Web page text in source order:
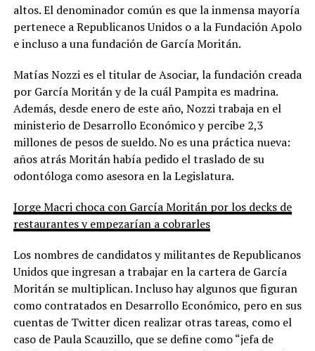
altos. El denominador común es que la inmensa mayoría
pertenece a Republicanos Unidos o a la Fundación Apolo
e incluso a una fundación de García Moritán.
Matías Nozzi es el titular de Asociar, la fundación creada
por García Moritán y de la cuál Pampita es madrina.
Además, desde enero de este año, Nozzi trabaja en el
ministerio de Desarrollo Económico y percibe 2,3
millones de pesos de sueldo. No es una práctica nueva:
años atrás Moritán había pedido el traslado de su
odontóloga como asesora en la Legislatura.
Jorge Macri choca con García Moritán por los decks de
restaurantes y empezarían a cobrarles
Los nombres de candidatos y militantes de Republicanos
Unidos que ingresan a trabajar en la cartera de García
Moritán se multiplican. Incluso hay algunos que figuran
como contratados en Desarrollo Económico, pero en sus
cuentas de Twitter dicen realizar otras tareas, como el
caso de Paula Scauzillo, que se define como “jefa de